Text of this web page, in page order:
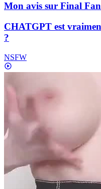
Mon avis sur Final
CHATGPT est
?
NSFW